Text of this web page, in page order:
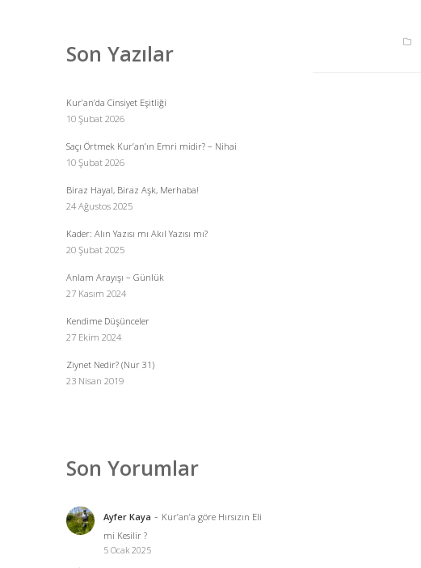
Son Yazılar
Kur’an’da Cinsiyet Eşitliği
10 Şubat 2026
Saçı Örtmek Kur’an’ın Emri midir? – Nihai
10 Şubat 2026
Biraz Hayal, Biraz Aşk, Merhaba!
24 Ağustos 2025
Kader: Alın Yazısı mı Akıl Yazısı mı?
20 Şubat 2025
Anlam Arayışı – Günlük
27 Kasım 2024
Kendime Düşünceler
27 Ekim 2024
Ziynet Nedir? (Nur 31)
23 Nisan 2019
Son Yorumlar
Ayfer Kaya - Kur’an’a göre Hırsızın Eli
mi Kesilir ?
5 Ocak 2025